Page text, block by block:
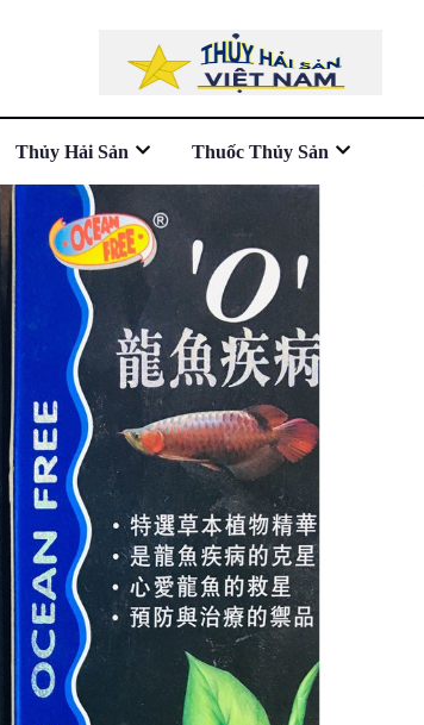
Thủy Hải Sản Thuốc Thủy Sản